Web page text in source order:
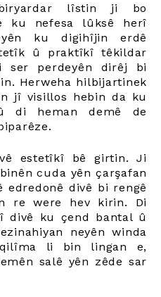
lîstin ji bo
ku nefesa lûksê herî
ku digihîjin erdê
û praktîkî têkildar
ser perdeyên dirêj bi
Herweha hilbijartinek
jî visillos hebin da ku
di heman demê de
estetîkî bê girtin. Ji
cuda yên çarşafan
edredonê divê bi rengê
re were hev kirin. Di
divê ku çend bantal û
neyên winda
li bin lingan e,
salê yên zêde sar